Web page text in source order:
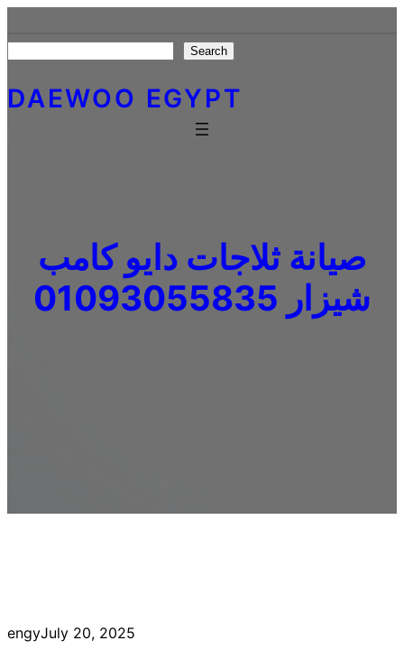
to
content
Search
DAEWOO EGYPT
صيانة ثلاجات دايو كامب
شيزار 01093055835
engyJuly 20, 2025